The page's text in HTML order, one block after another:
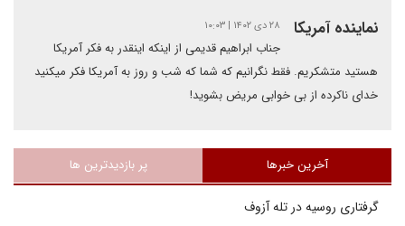
نماینده آمریکا ۲۸ دی ۱۴۰۲ | ۱۰:۰۳
جناب ابراهیم قدیمی از اینکه اینقدر به فکر آمریکا
هستید متشکریم. فقط نگرانیم که شما که شب و روز به آمریکا فکر میکنید
خدای ناکرده از بی خوابی مریض بشوید!
آخرین خبرها پر بازدیدترین ها
گرفتاری روسیه در تله آزوف